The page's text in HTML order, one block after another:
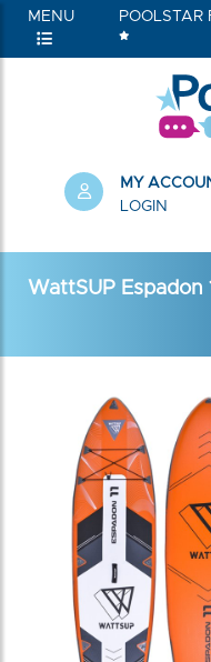
MENU POOLSTAR
MY
LOGIN
WattSUP Espadon